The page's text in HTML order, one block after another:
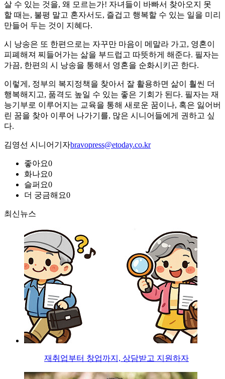
살 수 있는 것을, 왜 모르는가! 자녀들이 바빠서 찾아오지 못
할 때는, 불평 말고 혼자서도, 즐겁고 행복할 수 있는 일을 미리
만들어 두는 것이 지혜다.
시 낭송은 또 한편으로는 자꾸만 마음이 메말라 가고, 영혼이
피폐해져 찌들어가는 삶을 부드럽고 따뜻하게 해준다. 필자는
가끔, 한편의 시 낭송을 통해서 영혼을 순화시키곤 한다.
이렇게, 정부의 복지정책을 찾아서 잘 활용하면 삶이 훨씬 더
행복해지고, 품격도 높일 수 있는 좋은 기회가 된다. 필자는 재
능기부로 이루어지는 교육을 통해 새로운 꿈이나, 혹은 잃어버
린 꿈을 찾아 이루어 나가기를, 많은 시니어들에게 권하고 싶
다.
김영선 시니어기자bravopress@etoday.co.kr
좋아요0
화나요0
슬퍼요0
더 궁금해요0
최신뉴스
재취업부터 창업까지, 상담받고 지원하자